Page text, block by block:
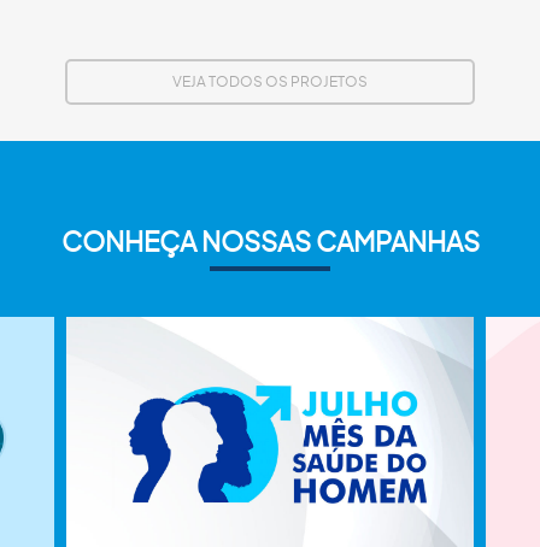
VEJA TODOS OS PROJETOS
CONHEÇA NOSSAS CAMPANHAS